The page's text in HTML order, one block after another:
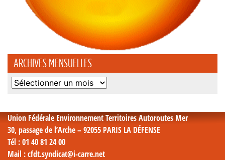
ARCHIVES MENSUELLES
Archives
Union Fédérale Environnement Territoires Autoroutes Mer
30, passage de l’Arche – 92055 PARIS LA DÉFENSE
Tél : 01 40 81 24 00
Mail : cfdt.syndicat@i-carre.net